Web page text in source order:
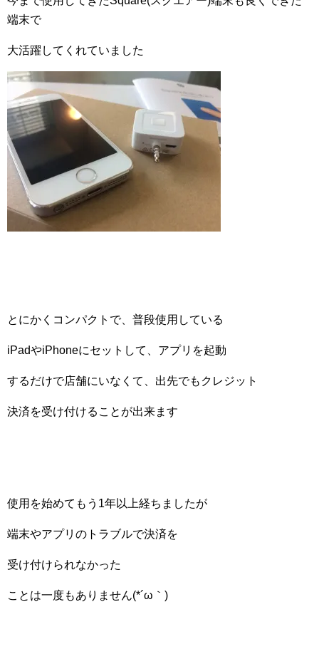
端末で
大活躍してくれていました
とにかくコンパクトで、普段使用している
iPadやiPhoneにセットして、アプリを起動
するだけで店舗にいなくて、出先でもクレジット
決済を受け付けることが出来ます
使用を始めてもう1年以上経ちましたが
端末やアプリのトラブルで決済を
受け付けられなかった
ことは一度もありません(*´ω｀)